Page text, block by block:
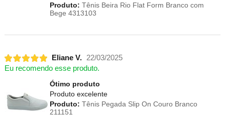
Produto: Tênis Beira Rio Flat Form Branco com
Bege 4313103
Eliane V.
22/03/2025
Eu recomendo esse produto.
Ótimo produto
Produto excelente
Produto: Tênis Pegada Slip On Couro Branco
211151